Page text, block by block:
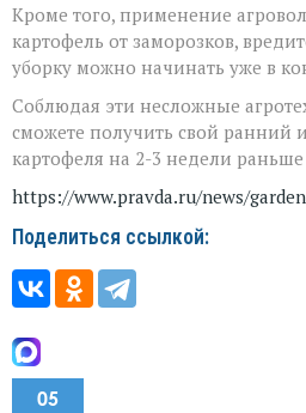
Кроме того, применение
картофель от заморозков,
уборку можно начинать уже в
Соблюдая эти несложные
сможете получить свой ранний
картофеля на 2-3 недели
https://www.pravda.ru/news/
Поделиться ссылкой:
05